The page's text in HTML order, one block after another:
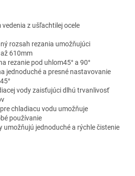
z ušľachtilej ocele
rozsah rezania umožňujúci
610mm
rezanie pod uhlom45° a 90°
jednoduché a presné nastavovanie
vody zaisťujúci dlhú trvanlivosť
chladiacu vodu umožňuje
používanie
umožňujú jednoduché a rýchle čistenie